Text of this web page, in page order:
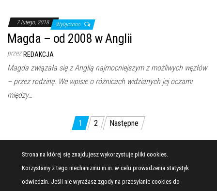
7 lutego, 2018 Wyłączono
Magda – od 2008 w Anglii
przez REDAKCJA
Magda związała się z Anglią najmocniejszym z możliwych węzłów
– przez rodzinę. We wpisie o różnicach widzianych jej oczami
między…
Stronicowanie
wpisów
1 2 Następne
Strona na której się znajdujesz wykorzystuje pliki cookies.
Korzystamy z tego mechanizmu m.in. w celu prowadzenia statystyk
odwiedzin. Jeśli nie wyrażasz zgody na przesyłanie cookies do